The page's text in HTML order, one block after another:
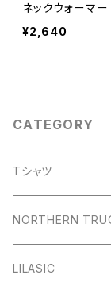
ネックウォーマ
ME0136 フリー
製 【メメリ】
¥2,640
CATEGORY
Tシャツ
NORTHERN
LILASIC